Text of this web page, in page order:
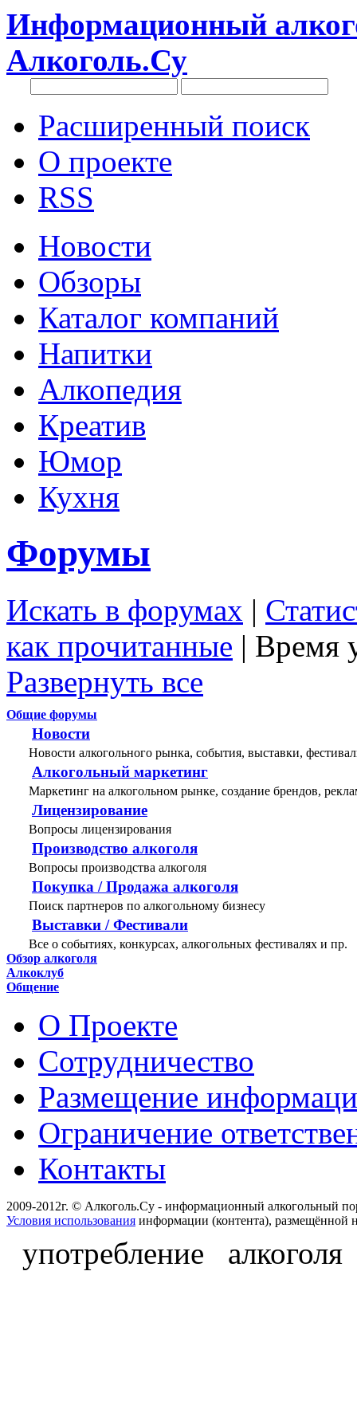
Информационный
Алкоголь.Су
Расширенный поиск
О проекте
RSS
Новости
Обзоры
Каталог компаний
Напитки
Алкопедия
Креатив
Юмор
Кухня
Форумы
Искать в форумах |
как прочитанные | Время
Развернуть все
Общие форумы
Новости
Новости алкогольного рынка, события, выставки,
Алкогольный маркетинг
Маркетинг на алкогольном рынке, создание брендов,
Лицензирование
Вопросы лицензирования
Производство алкоголя
Вопросы производства алкоголя
Покупка / Продажа алкоголя
Поиск партнеров по алкогольному бизнесу
Выставки / Фестивали
Все о событиях, конкурсах, алкогольных фестивалях и пр.
Обзор алкоголя
Алкоклуб
Общение
О Проекте
Сотрудничество
Размещение
Ограничение
Контакты
2009-2012г. © Алкоголь.Су - информационный алкогольный
Условия использования информации (контента), размещённой
употребление